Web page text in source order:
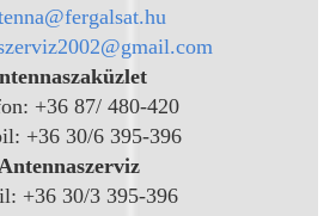
+36 87/ 480-420
+36 30/6 395-396
Antennaszerviz
+36 30/3 395-396